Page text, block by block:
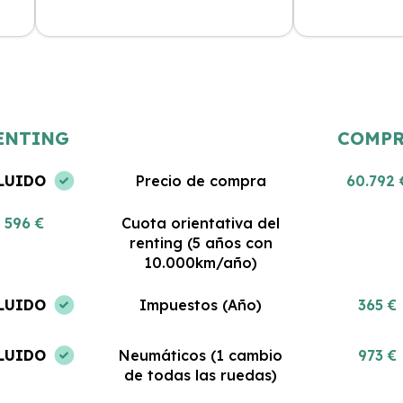
Precio de compra 60.792
596 €
Cuota orientativa del
renting (5 años con
10.000km/año)
Impuestos (Año) 365 €
Neumáticos (1 cambio
de todas las ruedas)
973 €